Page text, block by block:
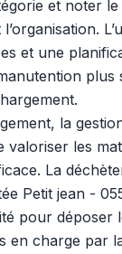
et noter
et une
plus
la
valoriser les
La
Petit jean -
pour déposer
en charge par